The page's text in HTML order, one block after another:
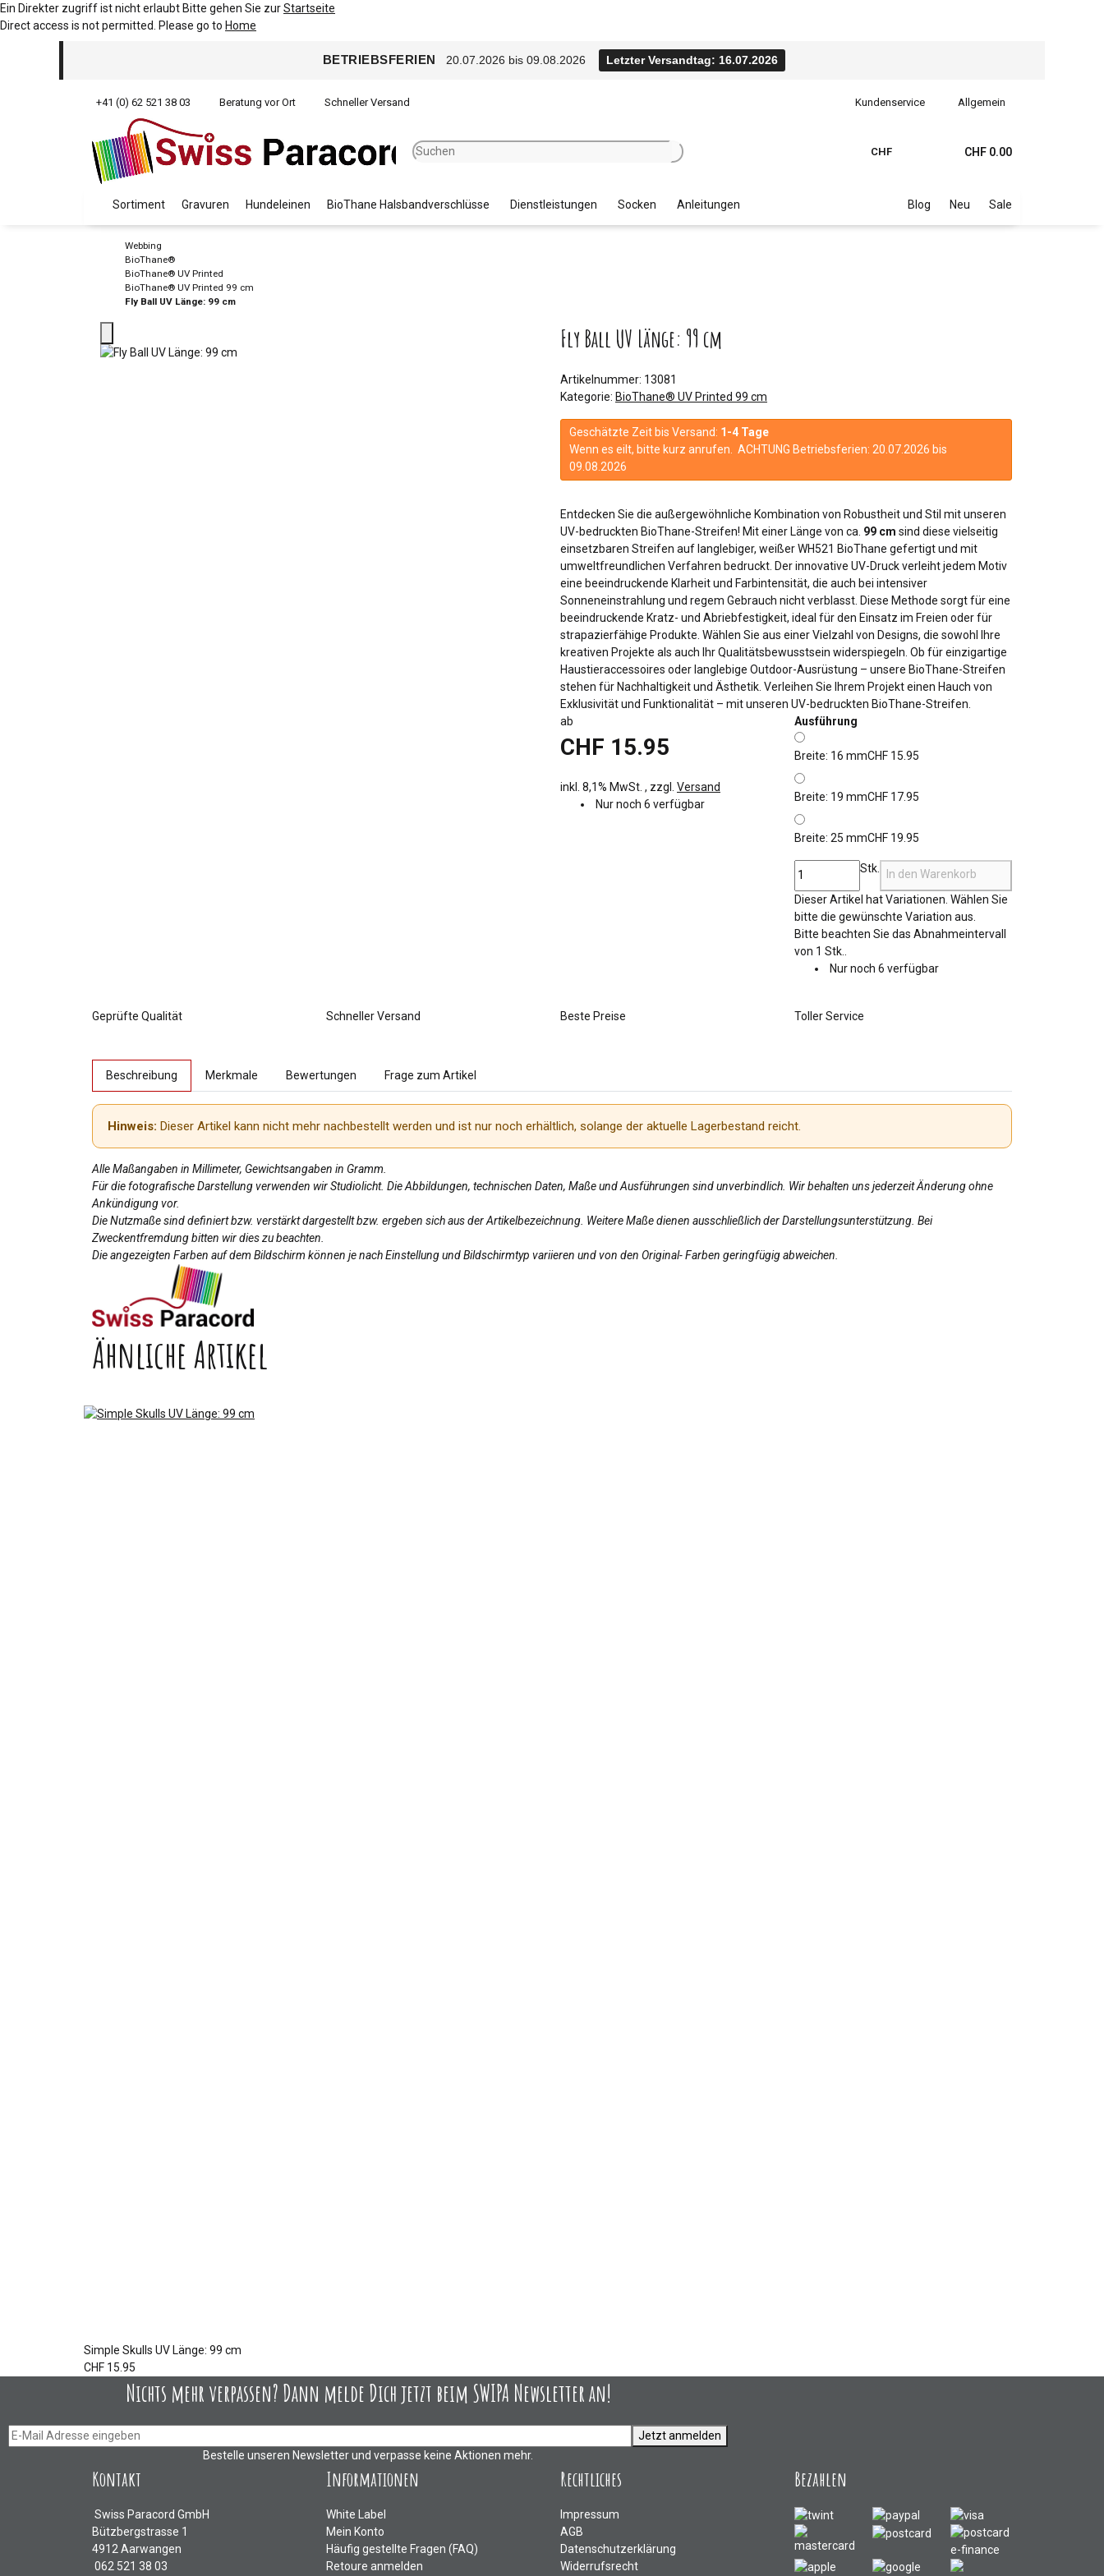
Ein Direkter zugriff ist nicht erlaubt Bitte gehen Sie zurStartseite
Direct access is not permitted. Please go to Home
BETRIEBSFERIEN 20.07.2026 bis 09.08.2026 Letzter Versandtag: 16.07.2026
+41 (0) 62 521 38 03 Beratung vor Ort Schneller Versand Kundenservice Allgemein
CHF CHF 0.00
Sortiment Gravuren Hundeleinen BioThane Halsbandverschlüsse Dienstleistungen Socken Anleitungen Blog Neu Sale
Webbing
BioThane®
BioThane® UV Printed
BioThane® UV Printed 99 cm
Fly Ball UV Länge: 99 cm
Fly Ball UV Länge: 99 cm
Artikelnummer: 13081
Kategorie: BioThane® UV Printed 99 cm
Geschätzte Zeit bis Versand: 1-4 Tage
Wenn es eilt, bitte kurz anrufen. ACHTUNG Betriebsferien: 20.07.2026 bis
09.08.2026
Entdecken Sie die außergewöhnliche Kombination von Robustheit und Stil mit unseren
UV-bedruckten BioThane-Streifen! Mit einer Länge von ca. 99 cm sind diese vielseitig
einsetzbaren Streifen auf langlebiger, weißer WH521 BioThane gefertigt und mit
umweltfreundlichen Verfahren bedruckt. Der innovative UV-Druck verleiht jedem Motiv
eine beeindruckende Klarheit und Farbintensität, die auch bei intensiver
Sonneneinstrahlung und regem Gebrauch nicht verblasst. Diese Methode sorgt für eine
beeindruckende Kratz- und Abriebfestigkeit, ideal für den Einsatz im Freien oder für
strapazierfähige Produkte. Wählen Sie aus einer Vielzahl von Designs, die sowohl Ihre
kreativen Projekte als auch Ihr Qualitätsbewusstsein widerspiegeln. Ob für einzigartige
Haustieraccessoires oder langlebige Outdoor-Ausrüstung – unsere BioThane-Streifen
stehen für Nachhaltigkeit und Ästhetik. Verleihen Sie Ihrem Projekt einen Hauch von
Exklusivität und Funktionalität – mit unseren UV-bedruckten BioThane-Streifen.
ab
CHF 15.95
inkl. 8,1% MwSt. , zzgl. Versand
Nur noch 6 verfügbar
Ausführung
Breite: 16 mmCHF 15.95
Breite: 19 mmCHF 17.95
Breite: 25 mmCHF 19.95
Stk.
In den Warenkorb
x
Dieser Artikel hat Variationen. Wählen Sie
bitte die gewünschte Variation aus.
x
Bitte beachten Sie das Abnahmeintervall
von 1 Stk..
Nur noch 6 verfügbar
Geprüfte Qualität Schneller Versand Beste Preise Toller Service
Beschreibung Merkmale Bewertungen Frage zum Artikel
Hinweis: Dieser Artikel kann nicht mehr nachbestellt werden und ist nur noch erhältlich, solange der aktuelle Lagerbestand reicht.
Alle Maßangaben in Millimeter, Gewichtsangaben in Gramm.
Für die fotografische Darstellung verwenden wir Studiolicht. Die Abbildungen, technischen Daten, Maße und Ausführungen sind unverbindlich. Wir behalten uns jederzeit Änderung ohne
Ankündigung vor.
Die Nutzmaße sind definiert bzw. verstärkt dargestellt bzw. ergeben sich aus der Artikelbezeichnung. Weitere Maße dienen ausschließlich der Darstellungsunterstützung. Bei
Zweckentfremdung bitten wir dies zu beachten.
Die angezeigten Farben auf dem Bildschirm können je nach Einstellung und Bildschirmtyp variieren und von den Original- Farben geringfügig abweichen.
Ähnliche Artikel
Simple Skulls UV Länge: 99 cm
CHF 15.95
Nichts mehr verpassen? Dann melde Dich jetzt beim SWIPA Newsletter an!
Jetzt anmelden
Bestelle unseren Newsletter und verpasse keine Aktionen mehr.
Kontakt
Swiss Paracord GmbH
Bützbergstrasse 1
4912 Aarwangen
062 521 38 03
Informationen
White Label
Mein Konto
Häufig gestellte Fragen (FAQ)
Retoure anmelden
Rechtliches
Impressum
AGB
Datenschutzerklärung
Widerrufsrecht
Bezahlen